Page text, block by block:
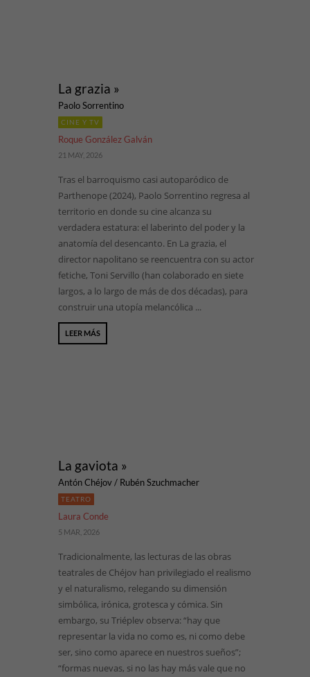
La grazia »
Paolo Sorrentino
CINE Y TV
Roque González Galván
21 MAY, 2026
Tras el barroquismo casi autoparódico de
Parthenope (2024), Paolo Sorrentino regresa al
territorio en donde su cine alcanza su
verdadera estatura: el laberinto del poder y la
anatomía del desencanto. En La grazia, el
director napolitano se reencuentra con su actor
fetiche, Toni Servillo (han colaborado en siete
largos, a lo largo de más de dos décadas), para
construir una utopía melancólica ...
LEER MÁS
La gaviota »
Antón Chéjov / Rubén Szuchmacher
TEATRO
Laura Conde
5 MAR, 2026
Tradicionalmente, las lecturas de las obras
teatrales de Chéjov han privilegiado el realismo
y el naturalismo, relegando su dimensión
simbólica, irónica, grotesca y cómica. Sin
embargo, su Triéplev observa: “hay que
representar la vida no como es, ni como debe
ser, sino como aparece en nuestros sueños”;
“formas nuevas, si no las hay más vale que no